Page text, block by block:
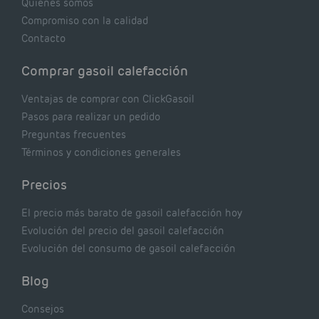
Compromiso con la calidad
Contacto
Comprar gasoil calefacción
Ventajas de comprar con ClickGasoil
Pasos para realizar un pedido
Preguntas frecuentes
Términos y condiciones generales
Precios
El precio más barato de gasoil calefacción hoy
Evolución del precio del gasoil calefacción
Evolución del consumo de gasoil calefacción
Blog
Consejos